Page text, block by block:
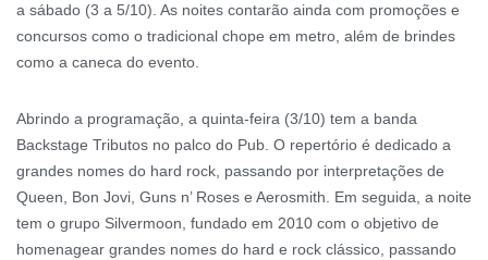
a sábado (3 a 5/10). As noites contarão ainda com promoções e
concursos como o tradicional chope em metro, além de brindes
como a caneca do evento.
Abrindo a programação, a quinta-feira (3/10) tem a banda
Backstage Tributos no palco do Pub. O repertório é dedicado a
grandes nomes do hard rock, passando por interpretações de
Queen, Bon Jovi, Guns n’ Roses e Aerosmith. Em seguida, a noite
tem o grupo Silvermoon, fundado em 2010 com o objetivo de
homenagear grandes nomes do hard e rock clássico, passando